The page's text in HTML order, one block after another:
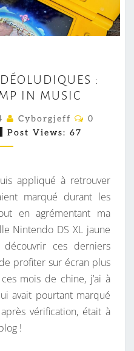
H
D
É
L
:
IN MUSIC
Cyborgjeff
C
A
I
R
E
S
0
Post Views: 67
appliqué à retrouver
marqué durant les
en agrémentant ma
Nintendo DS XL jaune
ces derniers
profiter sur écran plus
mois de chine, j’ai à
avait pourtant marqué
vérification, était à
!